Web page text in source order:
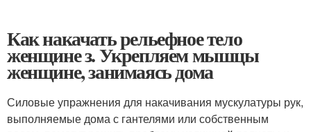
Как накачать рельефное тело
женщине з. Укрепляем мышцы
женщине, занимаясь дома
Силовые упражнения для накачивания мускулатуры рук,
выполняемые дома с гантелями или собственным